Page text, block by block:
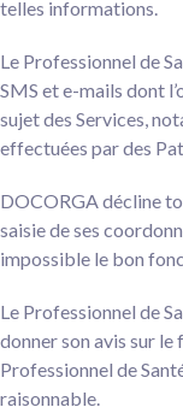
telles informations.
Le Professionnel de
SMS et e-mails dont
sujet des Services,
effectuées par des
DOCORGA décline
saisie de ses
impossible le bon
Le Professionnel de
donner son avis sur le
Professionnel de
raisonnable.